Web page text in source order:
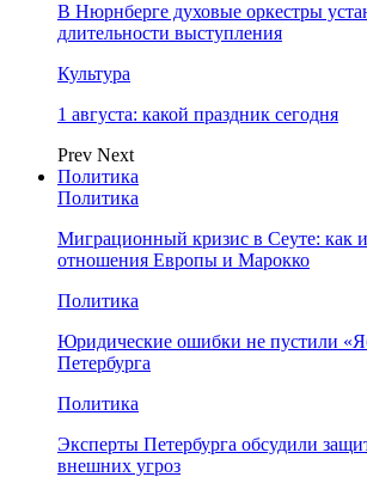
В Нюрнберге духовые оркестры
длительности выступления
Культура
1 августа: какой праздник сегодня
Prev Next
Политика
Политика
Миграционный кризис в Сеуте: как
отношения Европы и Марокко
Политика
Юридические ошибки не пустили
Петербурга
Политика
Эксперты Петербурга обсудили
внешних угроз